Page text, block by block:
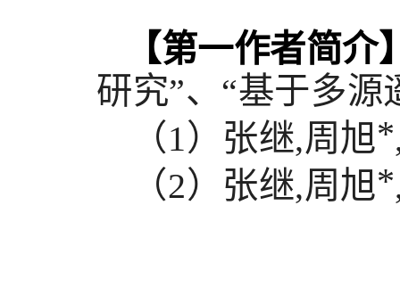
【第一作者简介
研究”、“基于多源
（1）张继,周旭*
（2）张继,周旭*